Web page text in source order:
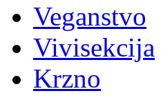
Veganstvo
Vivisekcija
Krzno